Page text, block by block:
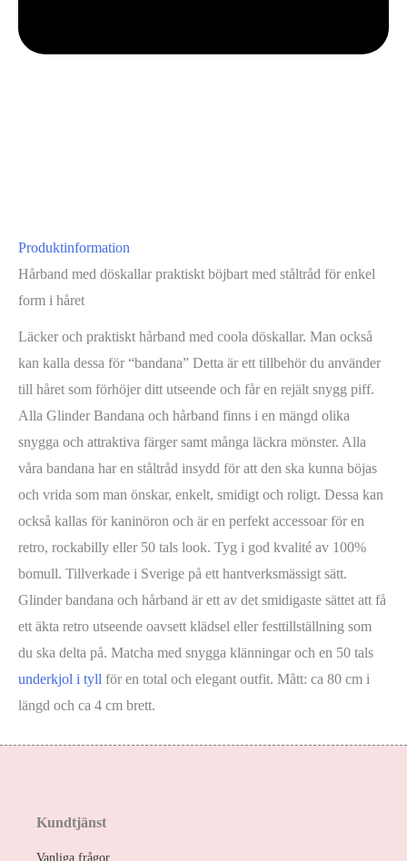
Produktinformation
Hårband med döskallar praktiskt böjbart med ståltråd för enkel
form i håret
Läcker och praktiskt hårband med coola döskallar. Man också
kan kalla dessa för “bandana” Detta är ett tillbehör du använder
till håret som förhöjer ditt utseende och får en rejält snygg piff.
Alla Glinder Bandana och hårband finns i en mängd olika
snygga och attraktiva färger samt många läckra mönster. Alla
våra bandana har en ståltråd insydd för att den ska kunna böjas
och vrida som man önskar, enkelt, smidigt och roligt. Dessa kan
också kallas för kaninöron och är en perfekt accessoar för en
retro, rockabilly eller 50 tals look. Tyg i god kvalité av 100%
bomull. Tillverkade i Sverige på ett hantverksmässigt sätt.
Glinder bandana och hårband är ett av det smidigaste sättet att få
ett äkta retro utseende oavsett klädsel eller festtillställning som
du ska delta på. Matcha med snygga klänningar och en 50 tals
underkjol i tyll för en total och elegant outfit. Mått: ca 80 cm i
längd och ca 4 cm brett.
Kundtjänst
Vanliga frågor